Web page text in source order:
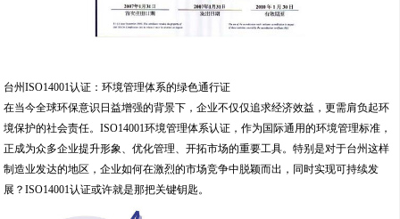
台州ISO14001认证：环境管理体系的绿色通行证
在当今全球环保意识日益增强的背景下，企业不仅仅追求经济效益，更需肩负起环
境保护的社会责任。ISO14001环境管理体系认证，作为国际通用的环境管理标准，
正成为众多企业提升形象、优化管理、开拓市场的重要工具。特别是对于台州这样
制造业发达的地区，企业如何在激烈的市场竞争中脱颖而出，同时实现可持续发
展？ISO14001认证或许就是那把关键钥匙。